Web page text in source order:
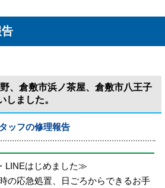
、倉敷市浜ノ茶屋、倉敷市八王子
しました。
ッフの修理報告
LINEはじめました≫
の応急処置、日ごろからできるお手